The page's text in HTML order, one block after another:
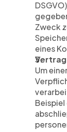
Zweck
eines
Vertrag
Um